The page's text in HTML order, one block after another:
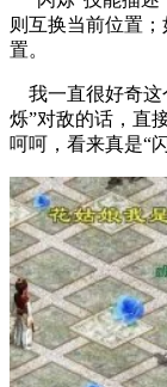
则互换当前位置
置。
我一直很好奇这
烁”对敌的话，直
呵呵，看来真是“